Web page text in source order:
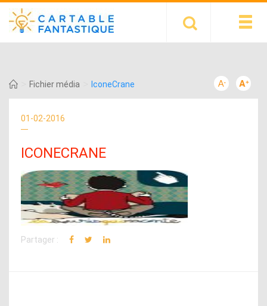
Fichier média IconeCrane
01-02-2016
ICONECRANE
Partager :